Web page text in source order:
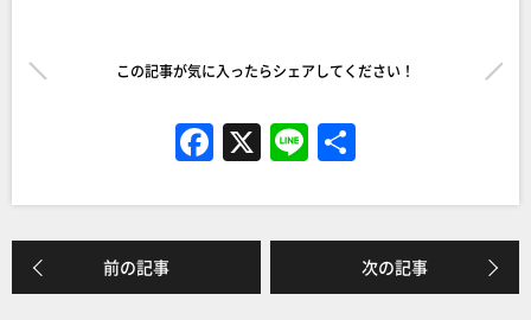
この記事が気に入ったらシェアしてください！
F
a
c
e
b
X Li
n
e
前の記事 次の記事